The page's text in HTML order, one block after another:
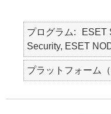
プログラム
ESET
Security, ESET
プラットフォーム（